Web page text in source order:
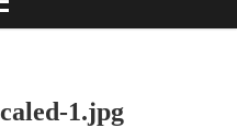
陽介
1.jpg